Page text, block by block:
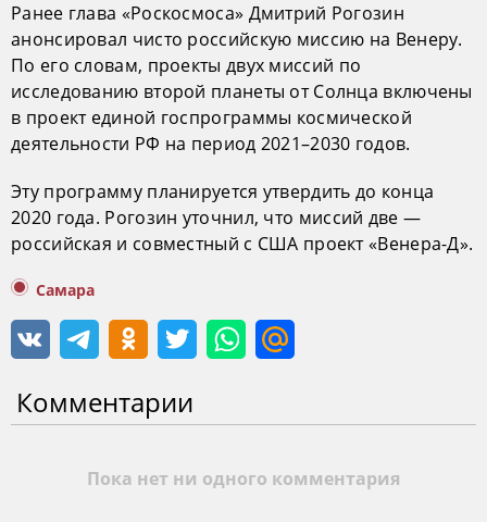
Ранее глава «Роскосмоса» Дмитрий Рогозин
анонсировал чисто российскую миссию на Венеру.
По его словам, проекты двух миссий по
исследованию второй планеты от Солнца включены
в проект единой госпрограммы космической
деятельности РФ на период 2021–2030 годов.
Эту программу планируется утвердить до конца
2020 года. Рогозин уточнил, что миссий две —
российская и совместный с США проект «Венера-Д».
Самара
Комментарии
Пока нет ни одного комментария